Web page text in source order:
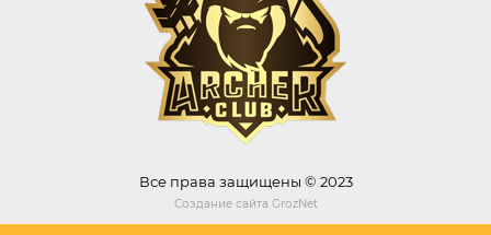
Все права защищены © 2023
Создание сайта GrozNet